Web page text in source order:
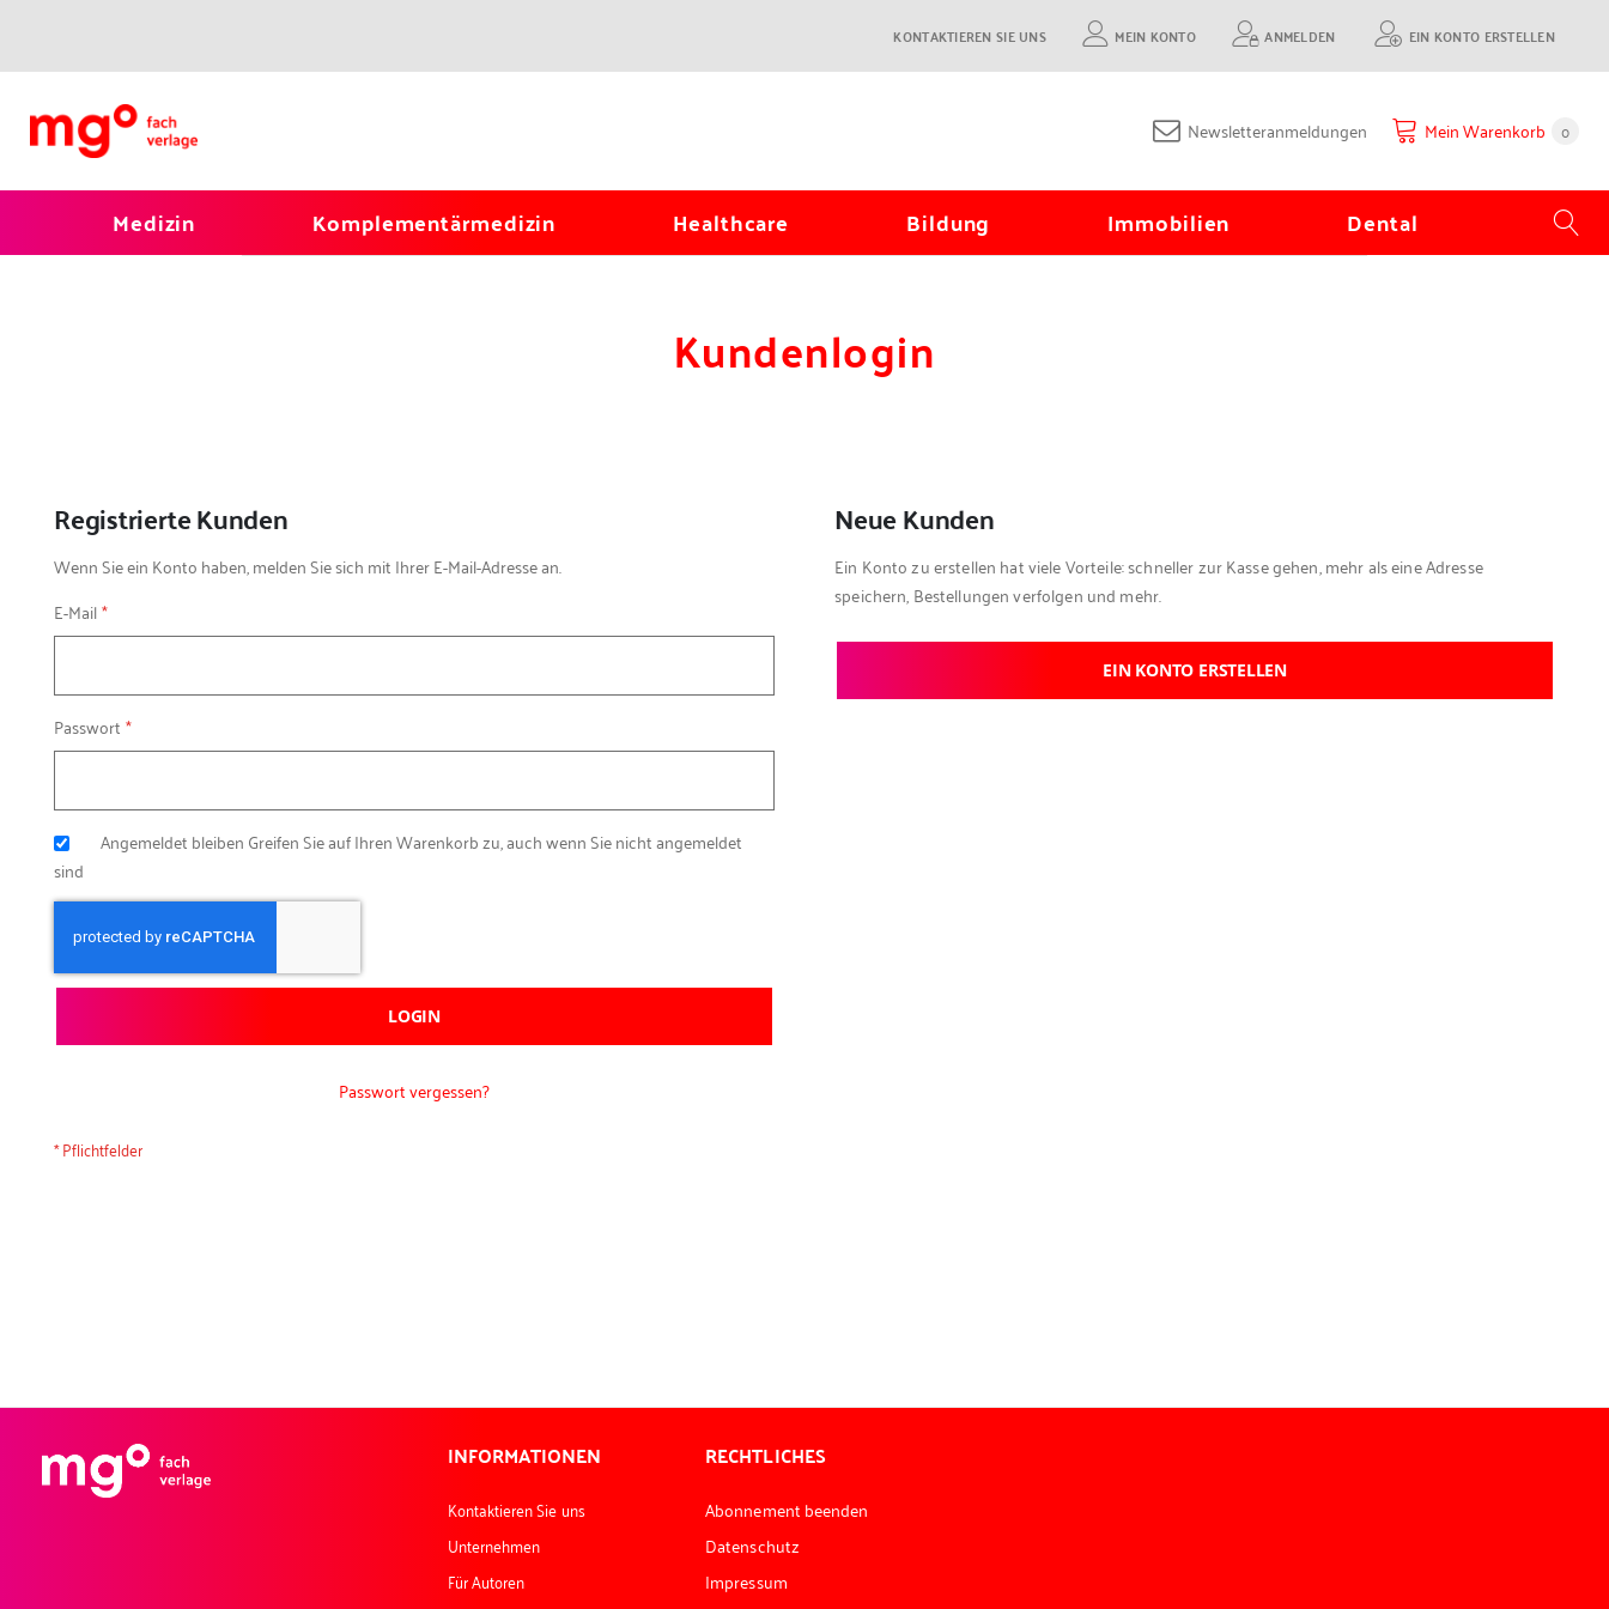
KONTAKTIEREN SIE UNS MEIN KONTO ANMELDEN EIN KONTO ERSTELLEN
Newsletteranmeldungen Mein Warenkorb 0
Medizin Komplementärmedizin Healthcare Bildung Immobilien Dental
Kundenlogin
Registrierte Kunden
Wenn Sie ein Konto haben, melden Sie sich mit Ihrer E-Mail-Adresse an.
E-Mail
Passwort
Angemeldet bleiben Greifen Sie auf Ihren Warenkorb zu, auch wenn Sie nicht angemeldet
sind
LOGIN
Passwort vergessen?
Neue Kunden
Ein Konto zu erstellen hat viele Vorteile: schneller zur Kasse gehen, mehr als eine Adresse
speichern, Bestellungen verfolgen und mehr.
EIN KONTO ERSTELLEN
INFORMATIONEN
Kontaktieren Sie uns
Unternehmen
Für Autoren
RECHTLICHES
Abonnement beenden
Datenschutz
Impressum